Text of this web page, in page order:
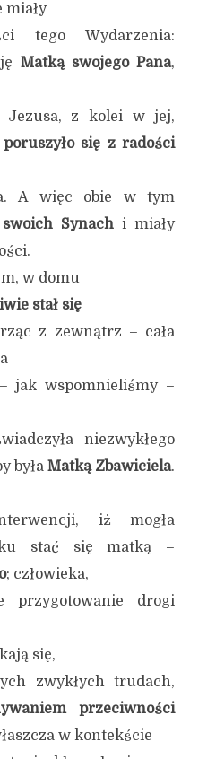
miały
tego Wydarzenia:
Matką swojego Pana,
Jezusa, z kolei w jej,
poruszyło się z radości
A więc obie w tym
Synachi miały
w domu
stał się
z zewnątrz – cała
jak wspomnieliśmy –
niezwykłego
była Matką Zbawiciela.
iż mogła
stać się matką –
; człowieka,
przygotowanie drogi
się,
zwykłych trudach,
przeciwności
w kontekście